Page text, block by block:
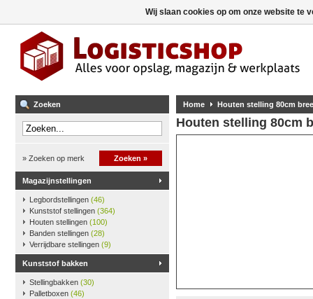
Zoeken
» Zoeken op merk Zoeken »
Magazijnstellingen
Legbordstellingen (46)
Kunststof stellingen (364)
Houten stellingen (100)
Banden stellingen (28)
Verrijdbare stellingen (9)
Kunststof bakken
Stellingbakken (30)
Palletboxen (46)
Home Houten stelling 80cm
Houten stelling 80cm
Wij slaan cookies op om onze website te